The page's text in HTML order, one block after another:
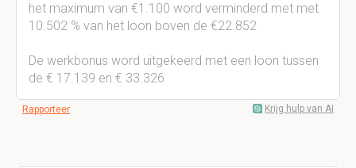
het maximum van €1.100 word verminderd met met
10.502 % van het loon boven de €22.852
De werkbonus word uitgekeerd met een loon tussen
de € 17.139 en € 33.326
Rapporteer Krijg hulp van AI